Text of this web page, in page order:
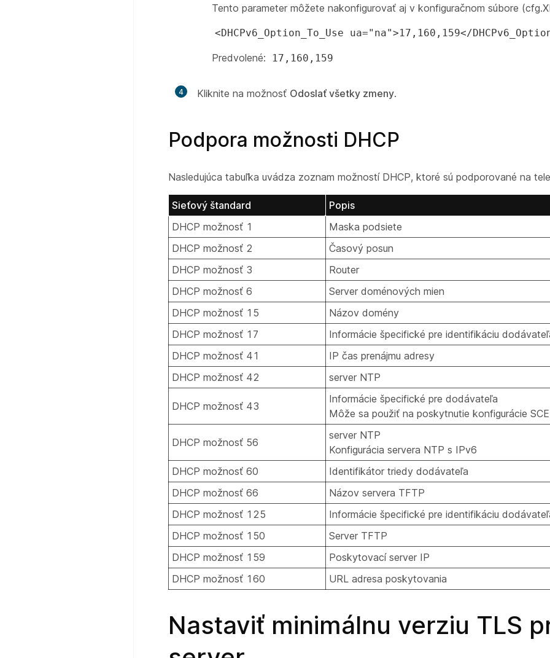
Tento parameter môžete nakonfigurovať aj v konfiguračnom súbore
<DHCPv6_Option_To_Use ua="na">17,160,159</
Predvolené: 17,160,159
4 Kliknite na možnosť Odoslať všetky zmeny.
Podpora možnosti DHCP
Nasledujúca tabuľka uvádza zoznam možností DHCP, ktoré sú podporované na
Sieťový štandard
Popis
DHCP možnosť 1
Maska podsiete
DHCP možnosť 2
Časový posun
DHCP možnosť 3
Router
DHCP možnosť 6
Server doménových mien
DHCP možnosť 15
Názov domény
DHCP možnosť 17
Informácie špecifické pre identifikáciu
DHCP možnosť 41
IP čas prenájmu adresy
DHCP možnosť 42
server NTP
DHCP možnosť 43
Informácie špecifické pre dodávateľa
Môže sa použiť na poskytnutie konfigurácie
DHCP možnosť 56
server NTP
Konfigurácia servera NTP s IPv6
DHCP možnosť 60
Identifikátor triedy dodávateľa
DHCP možnosť 66
Názov servera TFTP
DHCP možnosť 125
Informácie špecifické pre identifikáciu
DHCP možnosť 150
Server TFTP
DHCP možnosť 159
Poskytovací server IP
DHCP možnosť 160
URL adresa poskytovania
Nastaviť minimálnu verziu TLS